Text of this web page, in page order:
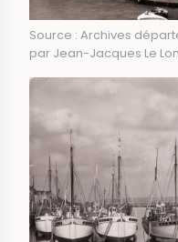
Source : Archives
par Jean-Jacques Le